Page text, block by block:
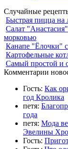
Случайные
Быстрая пицца на
Салат
морковью
Канапе "Ёлочки"
Картофельные
Самый простой и
Комментарии
Гость: Как
год Кролика
петя:
года
петя: Мода
Эвелины
Гость: